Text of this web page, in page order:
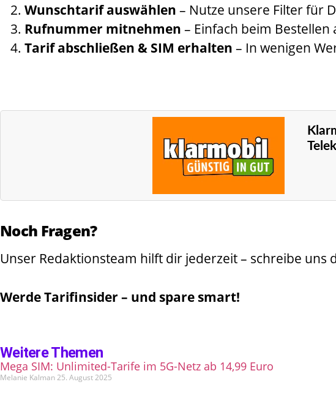
Wunschtarif auswählen – Nutze unsere Filter für
Rufnummer mitnehmen – Einfach beim Bestellen
Tarif abschließen & SIM erhalten – In wenigen
Noch Fragen?
Unser Redaktionsteam hilft dir jederzeit – schreibe
Werde Tarifinsider – und spare smart!
Weitere Themen
Mega SIM: Unlimited-Tarife im 5G-Netz ab 14,99 Euro
Melanie Kalman25. August 2025